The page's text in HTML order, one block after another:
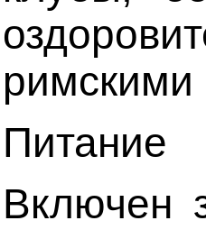
римскими
Питание
Включен